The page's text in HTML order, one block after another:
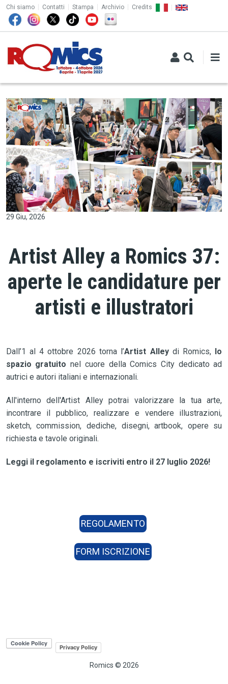
Salta al contenuto principale
TOP MENU
Chi siamo Contatti Stampa Archivio Credits
29 Giu, 2026
Artist Alley a Romics 37:
aperte le candidature per
artisti e illustratori
Dall’1 al 4 ottobre 2026 torna l’Artist Alley di Romics, lo
spazio gratuitonel cuore della Comics City dedicato ad
autrici e autori italiani e internazionali.
All'interno dell'Artist Alley potrai valorizzare la tua arte,
incontrare il pubblico, realizzare e vendere illustrazioni,
sketch, commission, dediche, disegni, artbook, opere su
richiesta e tavole originali.
Leggi il regolamento e iscriviti entro il 27 luglio 2026!
REGOLAMENTO
FORM ISCRIZIONE
Romics © 2026
Privacy Policy